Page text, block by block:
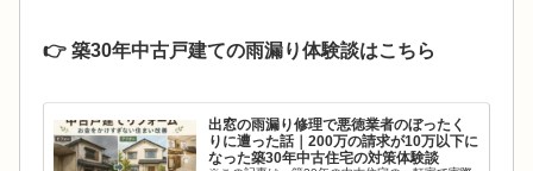
👉 築30年中古戸建ての雨漏り体験談はこちら
出窓の雨漏り修理で悪徳業者のぼったく
りに遭った話｜200万の請求が10万以下に
なった築30年中古住宅の対策体験談